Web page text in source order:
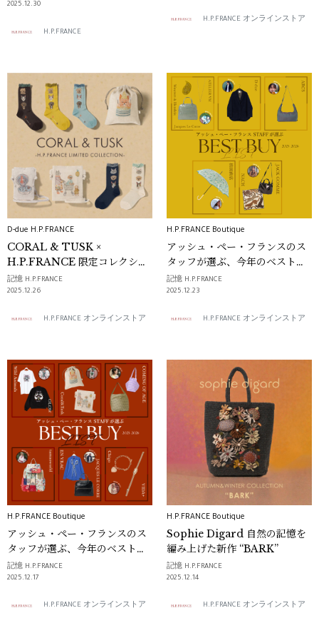
2025.12.30
H.P.FRANCE
H.P.FRANCE オンラインストア
D-due H.P.FRANCE
CORAL & TUSK ×
H.P.FRANCE 限定コレクショ
ン。今だけ出合える、刺繍が紡
ぐ物語。
記憶 H.P.FRANCE
2025.12.26
H.P.FRANCE オンラインストア
H.P.FRANCE Boutique
アッシュ・ペー・フランスのス
タッフが選ぶ、今年のベストバ
イリスト vol.2
記憶 H.P.FRANCE
2025.12.23
H.P.FRANCE オンラインストア
H.P.FRANCE Boutique
アッシュ・ペー・フランスのス
タッフが選ぶ、今年のベストバ
イリスト vol.1
記憶 H.P.FRANCE
2025.12.17
H.P.FRANCE オンラインストア
H.P.FRANCE Boutique
Sophie Digard 自然の記憶を
編み上げた新作 “BARK”
記憶 H.P.FRANCE
2025.12.14
H.P.FRANCE オンラインストア